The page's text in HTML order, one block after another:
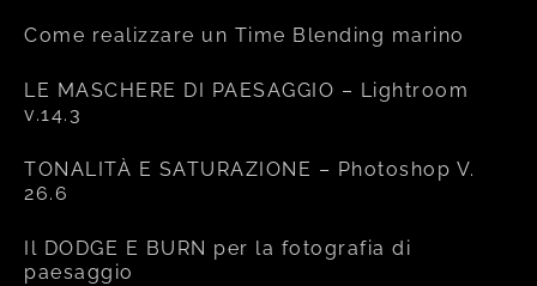
Come realizzare un Time Blending marino
LE MASCHERE DI PAESAGGIO – Lightroom
v.14.3
TONALITÀ E SATURAZIONE – Photoshop V.
26.6
Il DODGE E BURN per la fotografia di
paesaggio